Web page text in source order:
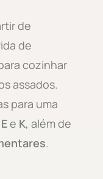
de
de
cozinhar
assados.
para uma
Ee K, além de
.